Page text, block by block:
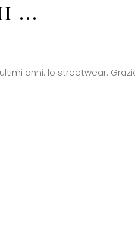
...
anni: lo streetwear.